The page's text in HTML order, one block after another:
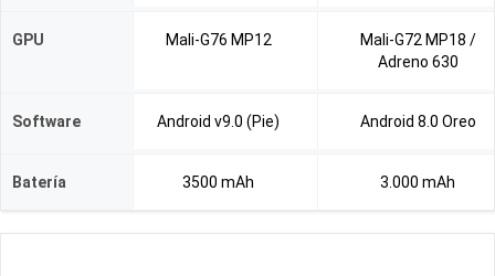
GPU Mali-G76 MP12
Mali-G72 MP18 /
Adreno 630
Software Android v9.0 (Pie) Android 8.0 Oreo
Batería 3500 mAh 3.000 mAh